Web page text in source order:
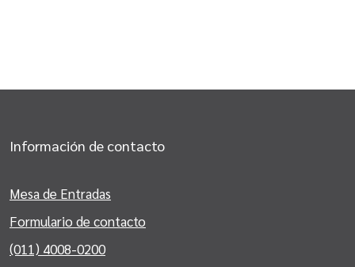
Información de contacto
Mesa de Entradas
Formulario de contacto
(011) 4008-0200